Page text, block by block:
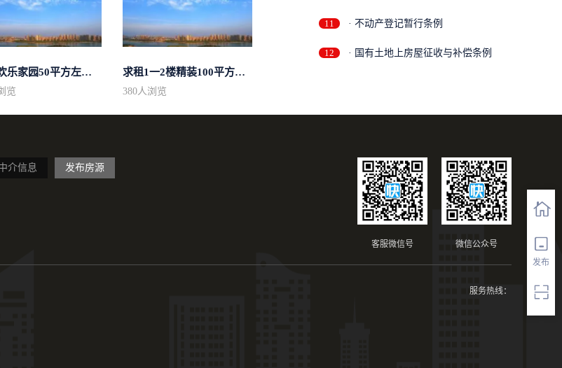
发布
求租:欢乐家园50平方左右的单身公寓廉...
览
求租1一2楼精装100平方里面基本设备不...
380人浏览
11 · 不动产登记暂行条例
12 · 国有土地上房屋征收与补偿条例
介信息 发布房源
微信公众号
客服微信号
服务热线：